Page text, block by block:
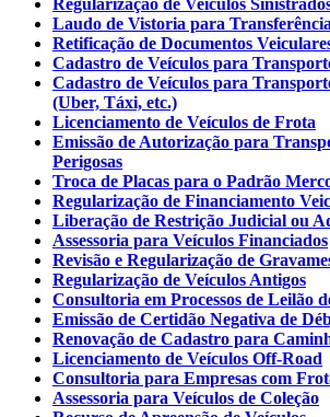
Laudo de Vistoria para Transferência
Retificação de Documentos
Cadastro de Veículos para
Cadastro de Veículos para
(Uber, Táxi, etc.)
Licenciamento de Veículos de Frota
Emissão de Autorização para
Perigosas
Troca de Placas para o Padrão
Regularização de Financiamento
Liberação de Restrição Judicial ou
Assessoria para Veículos Financiados
Revisão e Regularização de
Regularização de Veículos Antigos
Consultoria em Processos de Leilão
Emissão de Certidão Negativa de
Renovação de Cadastro para
Licenciamento de Veículos Off-Road
Consultoria para Empresas com
Assessoria para Veículos de Coleção